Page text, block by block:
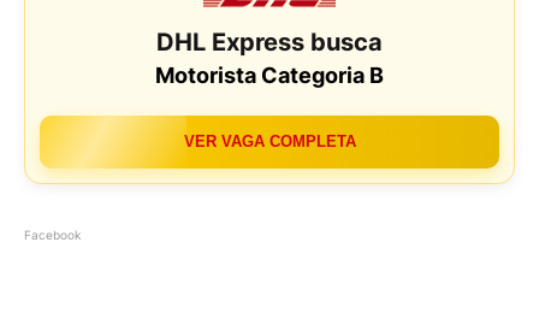
DHL Express busca
Motorista Categoria B
VER VAGA COMPLETA
Facebook